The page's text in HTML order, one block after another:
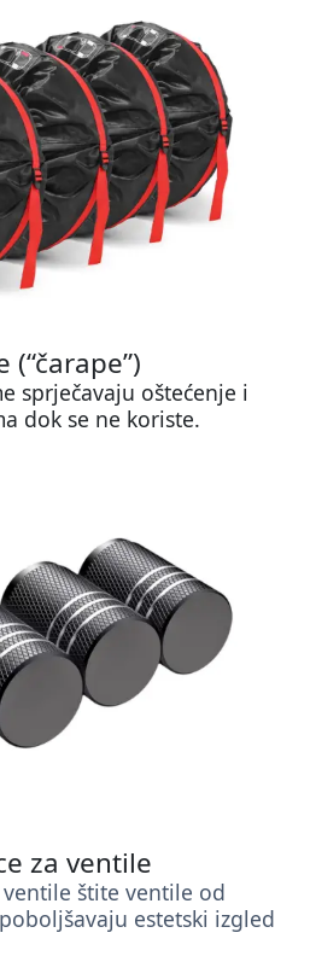
sprječavaju oštećenje i
dok se ne koriste.
za ventile
štite ventile od
estetski izgled